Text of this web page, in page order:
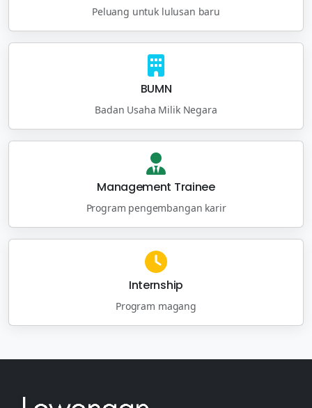
Peluang untuk lulusan baru
BUMN
Badan Usaha Milik Negara
Management Trainee
Program pengembangan karir
Internship
Program magang